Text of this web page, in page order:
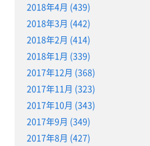
2018年4月 (439)
2018年3月 (442)
2018年2月 (414)
2018年1月 (339)
2017年12月 (368)
2017年11月 (323)
2017年10月 (343)
2017年9月 (349)
2017年8月 (427)